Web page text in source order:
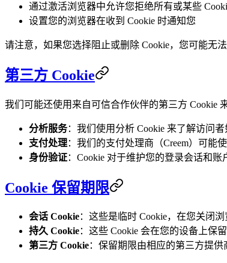
通过激活浏览器中允许您拒绝所有或某些
设置您的浏览器在收到 Cookie 时通知您
请注意，如果您选择阻止或删除 Cookie，您可能无
第三方 Cookie
我们可能还使用来自可信合作伙伴的第三方 Cookie
分析服务：我们使用分析 Cookie 来了解访问
支付处理：我们的支付处理商（Creem）可能
身份验证：Cookie 对于维护您的登录会话和账
Cookie 保留期限
会话 Cookie：这些是临时 Cookie，在您关闭
持久 Cookie：这些 Cookie 会在您的设备上保
第三方 Cookie：保留期限由相应的第三方提供